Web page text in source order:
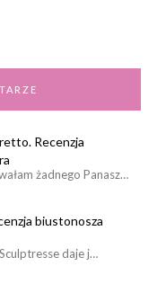
Recenzja
żadnego Panasz…
biustonosza
daje j…